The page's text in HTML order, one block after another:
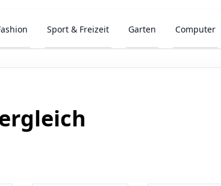
Sport & Freizeit Garten Computer